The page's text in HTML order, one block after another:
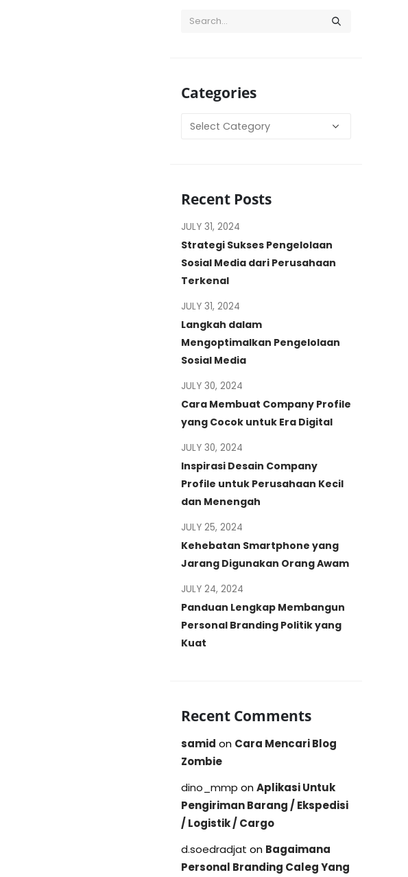
Categories
Categories
Recent Posts
Strategi Sukses Pengelolaan
Sosial Media dari Perusahaan
Terkenal
JULY 31, 2024
Langkah dalam
Mengoptimalkan Pengelolaan
Sosial Media
JULY 31, 2024
Cara Membuat Company Profile
yang Cocok untuk Era Digital
JULY 30, 2024
Inspirasi Desain Company
Profile untuk Perusahaan Kecil
dan Menengah
JULY 30, 2024
Kehebatan Smartphone yang
Jarang Digunakan Orang Awam
JULY 25, 2024
Panduan Lengkap Membangun
Personal Branding Politik yang
Kuat
JULY 24, 2024
Recent Comments
samid on Cara Mencari Blog
Zombie
dino_mmp onAplikasi Untuk
Pengiriman Barang / Ekspedisi
/ Logistik / Cargo
d.soedradjat on Bagaimana
Personal Branding Caleg Yang